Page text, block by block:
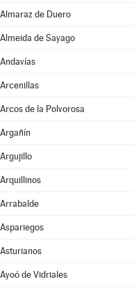
Almaraz de Duero
Almeida de Sayago
Andavías
Arcenillas
Arcos de la Polvorosa
Argañín
Argujillo
Arquillinos
Arrabalde
Aspariegos
Asturianos
Ayoó de Vidriales